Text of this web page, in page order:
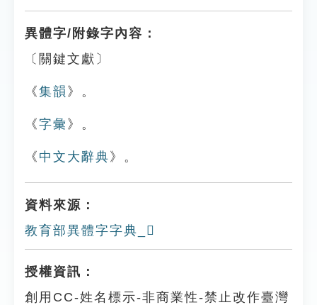
異體字/附錄字內容：
〔關鍵文獻〕
《集韻 》。
《字彙 》。
《 中文大辭典 》。
資料來源：
教育部異體字字典_𩔷
授權資訊：
創用CC-姓名標示-非商業性-禁止改作臺灣